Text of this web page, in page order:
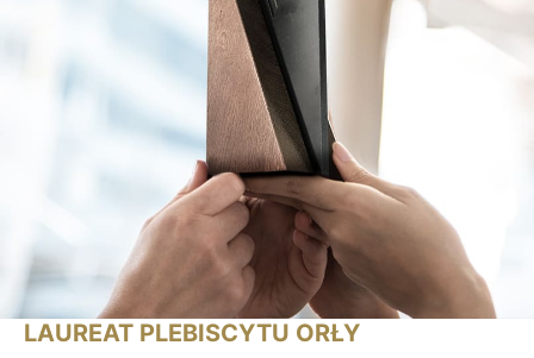
LAUREAT PLEBISCYTU ORŁY